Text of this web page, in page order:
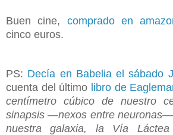
Buen cine, comprado en
cinco euros.
PS: Decía en Babelia el sábado
cuenta del último libro de
centímetro cúbico de nuestro
sinapsis —nexos entre
nuestra galaxia, la Vía